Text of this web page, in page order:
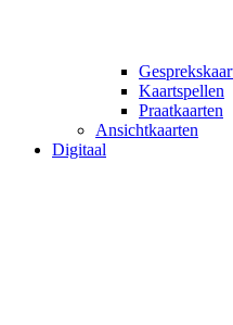
Kaartspellen
Praatkaarten
Ansichtkaarten
Digitaal